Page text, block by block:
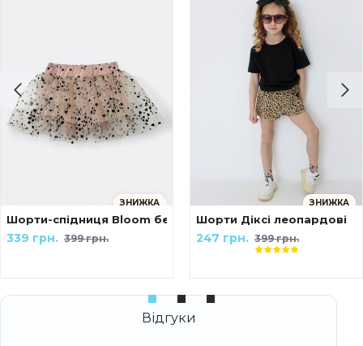
ЗНИЖКА
Шорти-спідниця Bloom бежеві
399 грн.
339 грн.
ЗНИЖКА
Шорти Діксі леопардові
399 грн.
247 грн.